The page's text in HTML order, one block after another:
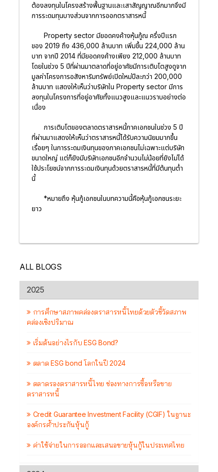
ต้องลงทุนในโครงสร้างพื้นฐานและเสาสัญญาณอีกมากจึงมี
การระดมทุนบางส่วนจากการออกตราสารหนี้
Property sector มียอดคงค้างหุ้นกู้ณ ครึ่งปีแรก
ของ 2019 ถึง 436,000 ล้านบาท เพิ่มขึ้น 224,000 ล้าน
บาท จากปี 2014 ที่มียอดคงค้างเพียง 212,000 ล้านบาท
โดยในช่วง 5 ปีที่ผ่านมาตลาดที่อยู่อาศัยมีการเติบโตสูงดูจาก
มูลค่าโครงการอสังหาริมทรัพย์เปิดใหม่ปีละกว่า 200,000
ล้านบาท แสดงให้เห็นว่าบริษัทใน Property sector มีการ
ลงทุนในโครงการที่อยู่อาศัยทั้งแนวสูงและแนวราบอย่างต่อ
เนื่อง
การเติบโตของตลาดตราสารหนี้ภาคเอกชนในช่วง 5 ปี
ที่ผ่านมาแสดงให้เห็นว่าตราสารหนี้ได้รับความนิยมมากขึ้น
เรื่อยๆ ในการระดมเงินทุนของภาคเอกชนไม่เฉพาะแต่บริษัท
ขนาดใหญ่ แต่ก็ยังมีบริษัทเอกชนอีกจำนวนไม่น้อยที่ยังไม่ได้
ใช้ประโยชน์จากการระดมเงินทุนด้วยตราสารหนี้ที่มีต้นทุนต่ำ
นี้
*หมายถึง หุ้นกู้เอกชนในบทความนี้คือหุ้นกู้เอกชนระยะ
ยาว
ALL BLOGS
2025
การศึกษาสภาพคล่องตราสารหนี้ไทยด้วยตัวชี้วัดสภาพ
คล่องเชิงปริมาณ
เริ่มต้นอย่างไรกับ ESG Bond?
ตลาด ESG bond โลกในปี 2024
ตลาดรองตราสารหนี้ไทย ช่องทางการซื้อหรือขาย
ตราสารหนี้
Credit Guarantee Investment Facility (CGIF) ในฐานะ
องค์กรค้ำประกันหุ้นกู้
ค่าใช้จ่ายในการออกและเสนอขายหุ้นกู้ในประเทศไทย